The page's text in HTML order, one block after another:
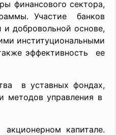
финансового сектора,
Участие банков
и добровольной основе,
институциональными
эффективность ее
в уставных фондах,
методов управления в
капитале.